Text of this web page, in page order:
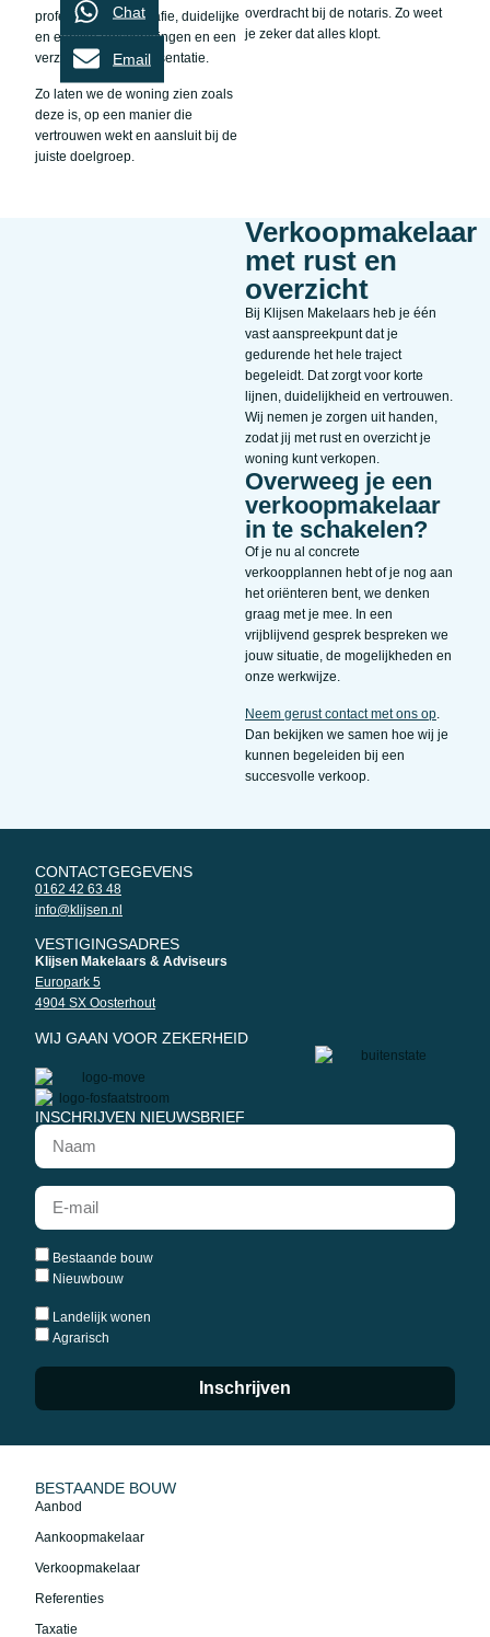
overdracht bij de notaris. Zo weet
je zeker dat alles klopt.
professionele fotografie, duidelijke
en eerlijke omschrijvingen en een
verzorgde online presentatie.
Zo laten we de woning zien zoals
deze is, op een manier die
vertrouwen wekt en aansluit bij de
juiste doelgroep.
Verkoopmakelaar
met rust en
overzicht
Bij Klijsen Makelaars heb je één
vast aanspreekpunt dat je
gedurende het hele traject
begeleidt. Dat zorgt voor korte
lijnen, duidelijkheid en vertrouwen.
Wij nemen je zorgen uit handen,
zodat jij met rust en overzicht je
woning kunt verkopen.
Overweeg je een
verkoopmakelaar
in te schakelen?
Of je nu al concrete
verkoopplannen hebt of je nog aan
het oriënteren bent, we denken
graag met je mee. In een
vrijblijvend gesprek bespreken we
jouw situatie, de mogelijkheden en
onze werkwijze.
Neem gerust contact met ons op
Dan bekijken we samen hoe wij je
kunnen begeleiden bij een
succesvolle verkoop.
CONTACTGEGEVENS
0162 42 63 48
info@klijsen.nl
VESTIGINGSADRES
Klijsen Makelaars & Adviseurs
Europark 5
4904 SX Oosterhout
WIJ GAAN VOOR ZEKERHEID
INSCHRIJVEN NIEUWSBRIEF
Bestaande bouw
Nieuwbouw
Landelijk wonen
Agrarisch
Inschrijven
BESTAANDE BOUW
Aanbod
Aankoopmakelaar
Verkoopmakelaar
Referenties
Taxatie
Chat
Email